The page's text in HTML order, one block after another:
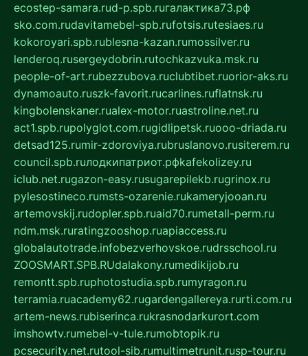
ecostep-samara.rud-p.spb.ruгалактика73.рф
sko.com.rudavitamebel-spb.rufotsis.rutesiaes.ru
kokoroyari.spb.rublesna-kazan.rumossilver.ru
lenderoq.rusergeydobrin.rutochkazvuka.msk.ru
people-of-art.rubezzubova.ruclubtibet.ruorior-aks.ru
dynamoauto.ruszk-favorit.rucarlines.ruflatnsk.ru
kingbolenskaner.rualex-motor.ruastroline.net.ru
act1.spb.rupolyglot.com.rugidlipetsk.ruooo-driada.ru
detsad125.rumir-zdoroviya.rubruslanovo.rusiterem.ru
council.spb.ruлодкипатриот.рфkafekolizey.ru
iclub.net.rugazon-easy.rusugarepilekb.rugrinox.ru
pylesostineco.rumsts-ozarenie.rukameryjooan.ru
artemovskij.rudopler.spb.ruaid70.rumetall-perm.ru
ndm.msk.ruratingzooshop.ruapiaccess.ru
globalautotrade.infobezverhovskoe.rudrsschool.ru
ZOOSMART.SPB.RUdalakony.rumedikijob.ru
remontt.spb.ruphotostudia.spb.rumyragon.ru
terramia.ruacademy62.rugardengallereya.rurti.com.ru
artem-news.rubiserinca.rukrasnodarkurort.com
imshowtv.rumebel-v-tule.rumobtopik.ru
pcsecurity.net.rutool-sib.rumultimetrunit.rusp-tour.ru